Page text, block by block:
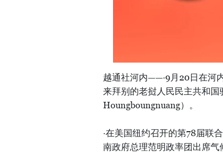
越通社河内——·9月20日在河
来拜别的老挝人民民主共和国
Houngboungnuang）。
·在美国纽约召开的第78届联
南政府总理范明政率团出席